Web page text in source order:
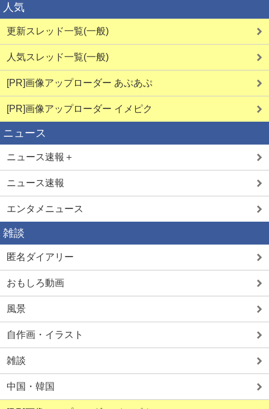
人気
更新スレッド一覧(一般)
人気スレッド一覧(一般)
[PR]画像アップローダー あぷあぷ
[PR]画像アップローダー イメピク
ニュース
ニュース速報＋
ニュース速報
エンタメニュース
雑談
匿名ダイアリー
おもしろ動画
風景
自作画・イラスト
雑談
中国・韓国